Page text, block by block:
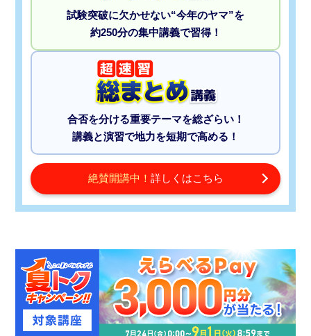
試験突破に欠かせない“今年のヤマ”を
約250分の集中講義で習得！
合否を分ける重要テーマを総ざらい！
講義と演習で地力を短期で高める！
絶賛開講中！ 詳しくはこちら